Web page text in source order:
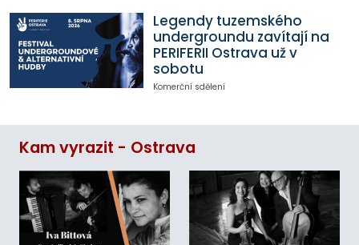
Legendy tuzemského
undergroundu zavítají na
PERIFERII Ostrava už v
sobotu
Komerční sdělení
Kam vyrazit - Ostrava